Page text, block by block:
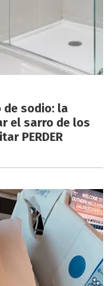
de sodio: la
el sarro de los
PERDER